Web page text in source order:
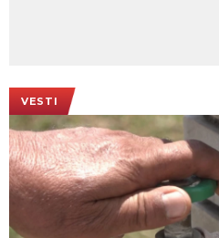
VESTI